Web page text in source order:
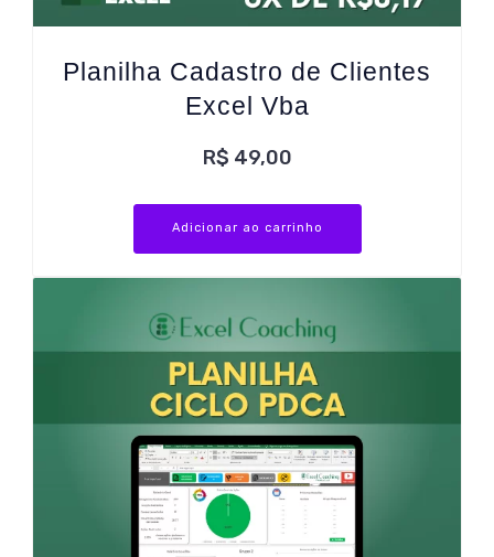
Planilha Cadastro de Clientes
Excel Vba
R$ 49,00
Adicionar ao carrinho